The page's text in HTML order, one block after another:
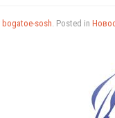
bogatoe-sosh. Posted in